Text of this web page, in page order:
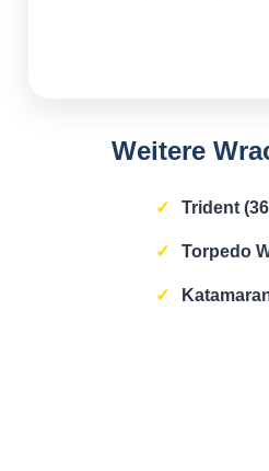
Weitere
Trident
Torpedo